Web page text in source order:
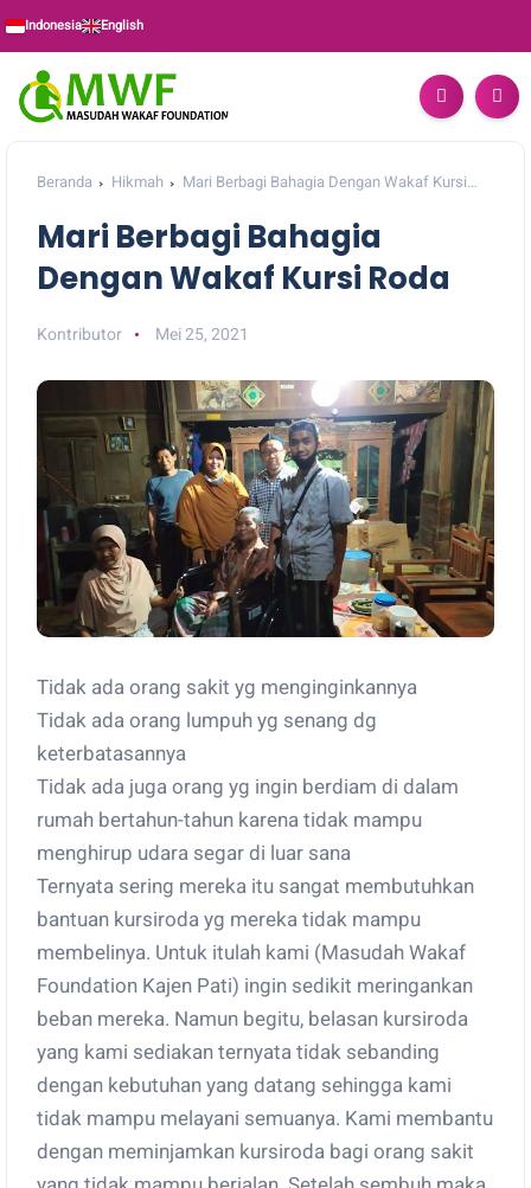
Indonesia English
Beranda Hikmah
Mari Berbagi Bahagia Dengan Wakaf Kursi
Mari Berbagi Bahagia
Dengan Wakaf Kursi Roda
Kontributor Mei 25, 2021
Tidak ada orang sakit yg menginginkannya
Tidak ada orang lumpuh yg senang dg
keterbatasannya
Tidak ada juga orang yg ingin berdiam di dalam
rumah bertahun-tahun karena tidak mampu
menghirup udara segar di luar sana
Ternyata sering mereka itu sangat membutuhkan
bantuan kursiroda yg mereka tidak mampu
membelinya. Untuk itulah kami (Masudah Wakaf
Foundation Kajen Pati) ingin sedikit meringankan
beban mereka. Namun begitu, belasan kursiroda
yang kami sediakan ternyata tidak sebanding
dengan kebutuhan yang datang sehingga kami
tidak mampu melayani semuanya. Kami membantu
dengan meminjamkan kursiroda bagi orang sakit